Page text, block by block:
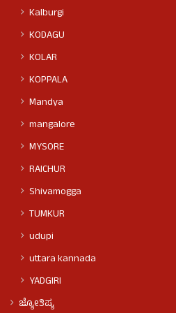
Kalburgi
KODAGU
KOLAR
KOPPALA
Mandya
mangalore
MYSORE
RAICHUR
Shivamogga
TUMKUR
udupi
uttara kannada
YADGIRI
ಜ್ಯೋತಿಷ್ಯ